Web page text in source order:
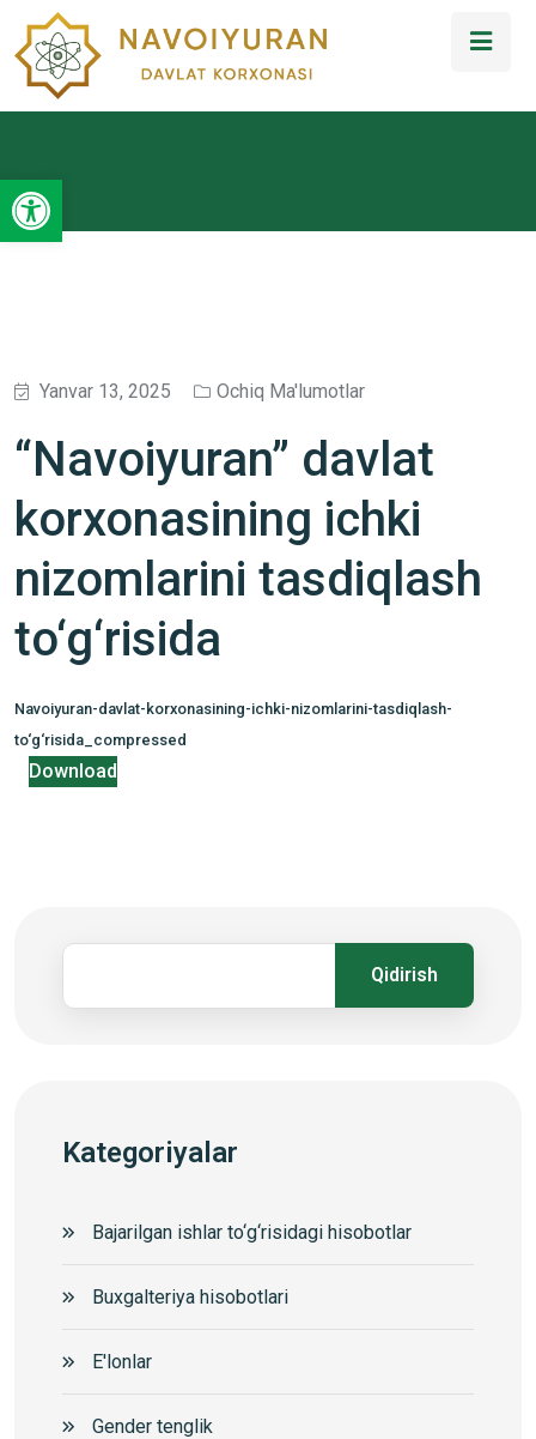
Open toolbar
Yanvar 13, 2025 Ochiq Ma'lumotlar
“Navoiyuran” davlat
korxonasining ichki
nizomlarini tasdiqlash
to‘g‘risida
Navoiyuran-davlat-korxonasining-ichki-nizomlarini-tasdiqlash-
to‘g‘risida_compressed
Download
Qidirish
Kategoriyalar
Bajarilgan ishlar to‘g‘risidagi hisobotlar
Buxgalteriya hisobotlari
E'lonlar
Gender tenglik